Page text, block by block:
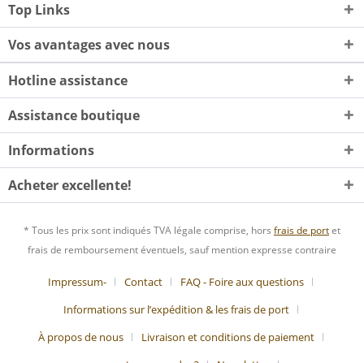
Top Links
Vos avantages avec nous
Hotline assistance
Assistance boutique
Informations
Acheter excellente!
* Tous les prix sont indiqués TVA légale comprise, hors frais de portet
frais de remboursement éventuels, sauf mention expresse contraire
Impressum- Contact
FAQ - Foire aux questions
Informations sur l’expédition & les frais de port
À propos de nous
Livraison et conditions de paiement